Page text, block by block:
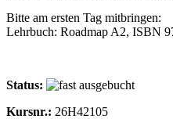
Bitte am ersten Tag mitbringen:
Lehrbuch: Roadmap A2, ISBN
Status:
Kursnr.: 26H42105